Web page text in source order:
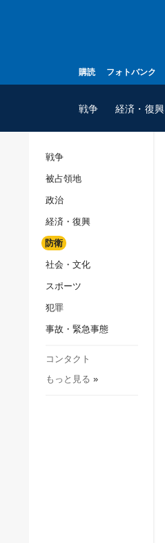
購読 フォトバンク
戦争 経済・復興
スポーツ
戦争
被占領地
政治
経済・復興
防衛
社会・文化
スポーツ
犯罪
事故・緊急事態
コンタクト
もっと見る »